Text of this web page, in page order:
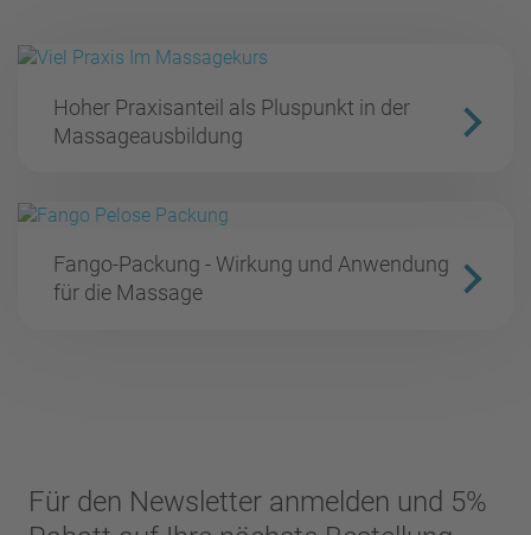
Hoher Praxisanteil als Pluspunkt in der
Massageausbildung
Fango-Packung - Wirkung und Anwendung
für die Massage
Für den Newsletter anmelden und 5%